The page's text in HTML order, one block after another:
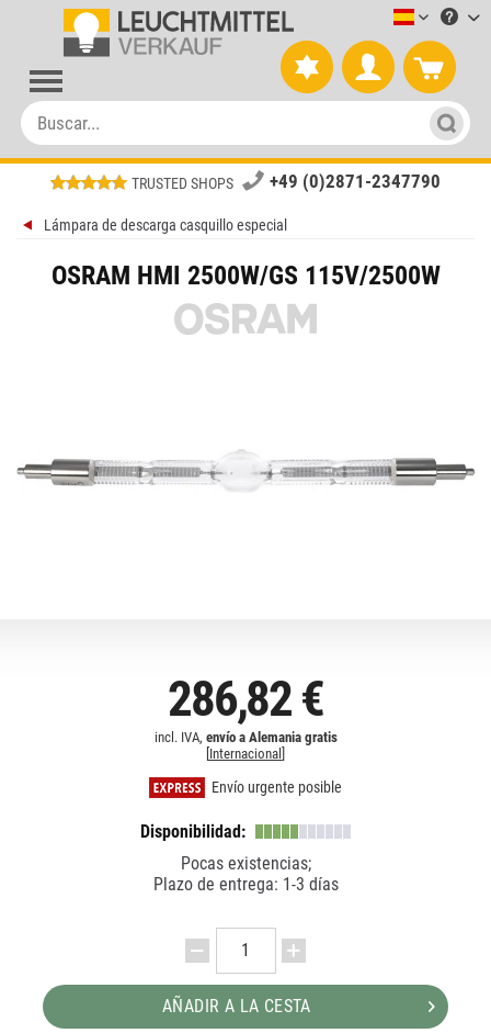
TRUSTED SHOPS +49 (0)2871-2347790
Lámpara de descarga casquillo especial
OSRAM HMI 2500W/GS 115V/2500W
286,82 €
incl. IVA, envío a Alemania gratis
Internacional
Envío urgente posible
Disponibilidad:
Pocas existencias;
Plazo de entrega: 1-3 días
AÑADIR A LA CESTA